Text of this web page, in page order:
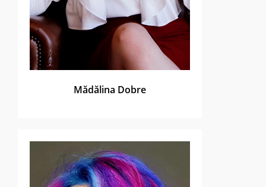
Mădălina Dobre